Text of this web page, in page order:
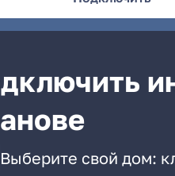
Выберите свой дом: